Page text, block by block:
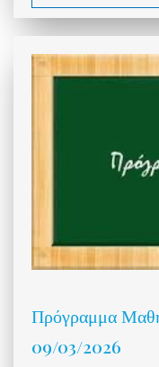
Πρόγραμμα
09/03/2026